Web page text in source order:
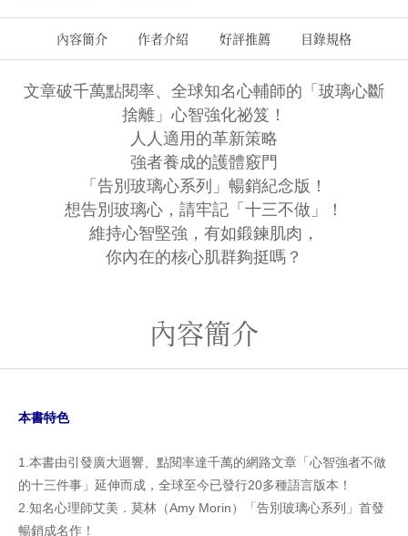
內容簡介 作者介紹 好評推薦 目錄規格
文章破千萬點閱率、全球知名心輔師的「玻璃心斷
捨離」心智強化祕笈！
人人適用的革新策略
強者養成的護體竅門
「告別玻璃心系列」暢銷紀念版！
想告別玻璃心，請牢記「十三不做」！
維持心智堅強，有如鍛鍊肌肉，
你內在的核心肌群夠挺嗎？
內容簡介
本書特色
1.本書由引發廣大迴響、點閱率達千萬的網路文章「心智強者不做
的十三件事」延伸而成，全球至今已發行20多種語言版本！
2.知名心理師艾美．莫林（Amy Morin）「告別玻璃心系列」首發
暢銷成名作！